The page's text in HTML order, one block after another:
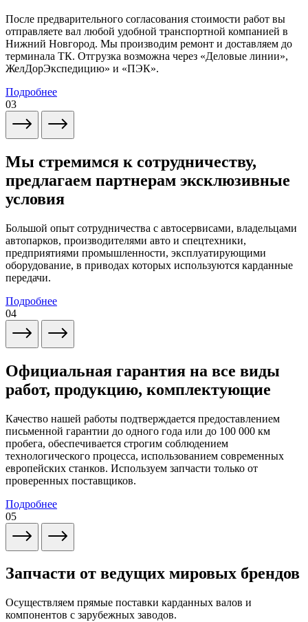
После предварительного согласования стоимости работ вы
отправляете вал любой удобной транспортной компанией в
Нижний Новгород. Мы производим ремонт и доставляем до
терминала ТК. Отгрузка возможна через «Деловые линии»,
ЖелДорЭкспедицию» и «ПЭК».
Подробнее
03
Мы стремимся к сотрудничеству,
предлагаем партнерам эксклюзивные
условия
Большой опыт сотрудничества с автосервисами, владельцами
автопарков, производителями авто и спецтехники,
предприятиями промышленности, эксплуатирующими
оборудование, в приводах которых используются карданные
передачи.
Подробнее
04
Официальная гарантия на все виды
работ, продукцию, комплектующие
Качество нашей работы подтверждается предоставлением
письменной гарантии до одного года или до 100 000 км
пробега, обеспечивается строгим соблюдением
технологического процесса, использованием современных
европейских станков. Используем запчасти только от
проверенных поставщиков.
Подробнее
05
Запчасти от ведущих мировых брендов
Осуществляем прямые поставки карданных валов и
компонентов с зарубежных заводов.